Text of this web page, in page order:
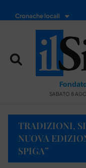
Cronache locali
SABATO 8
TRADIZIONI,
NUOVA
SPIGA”